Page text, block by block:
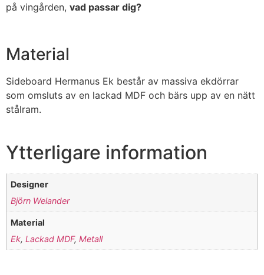
på vingården, vad passar dig?
Material
Sideboard Hermanus Ek består av massiva ekdörrar
som omsluts av en lackad MDF och bärs upp av en nätt
stålram.
Ytterligare information
Designer
Björn Welander
Material
Ek,Lackad MDF,Metall